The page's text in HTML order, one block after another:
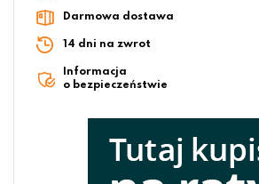
Darmowa dostawa
14 dni na zwrot
Informacja
o bezpieczeństwie